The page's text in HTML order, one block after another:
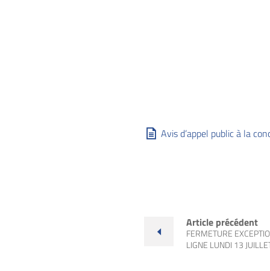
Avis d’appel public à la
Article précédent
FERMETURE
LIGNE LUNDI 13